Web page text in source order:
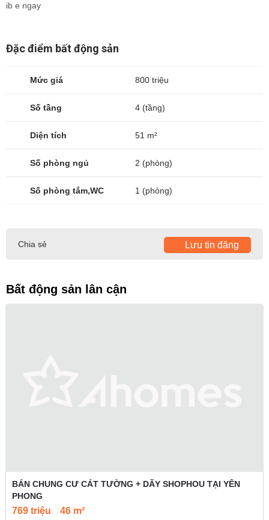
ib e ngay
Đặc điểm bất động sản
Mức giá 800 triệu
Số tầng 4 (tầng)
Diện tích 51 m²
Số phòng ngủ 2 (phòng)
Số phòng tắm,WC 1 (phòng)
Chia sẻ Lưu tin đăng
Bất động sản lân cận
BÁN CHUNG CƯ CÁT TƯỜNG + DÃY SHOPHOU TẠI YÊN
PHONG
769 triệu 46 m²